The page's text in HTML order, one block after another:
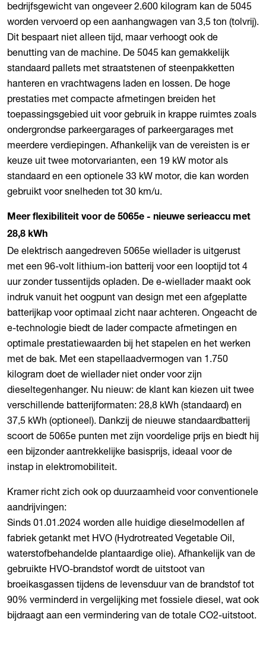
bedrijfsgewicht van ongeveer 2.600 kilogram kan de 5045
worden vervoerd op een aanhangwagen van 3,5 ton (tolvrij).
Dit bespaart niet alleen tijd, maar verhoogt ook de
benutting van de machine. De 5045 kan gemakkelijk
standaard pallets met straatstenen of steenpakketten
hanteren en vrachtwagens laden en lossen. De hoge
prestaties met compacte afmetingen breiden het
toepassingsgebied uit voor gebruik in krappe ruimtes zoals
ondergrondse parkeergarages of parkeergarages met
meerdere verdiepingen. Afhankelijk van de vereisten is er
keuze uit twee motorvarianten, een 19 kW motor als
standaard en een optionele 33 kW motor, die kan worden
gebruikt voor snelheden tot 30 km/u.
Meer flexibiliteit voor de 5065e - nieuwe serieaccu met
28,8 kWh
De elektrisch aangedreven 5065e wiellader is uitgerust
met een 96-volt lithium-ion batterij voor een looptijd tot 4
uur zonder tussentijds opladen. De e-wiellader maakt ook
indruk vanuit het oogpunt van design met een afgeplatte
batterijkap voor optimaal zicht naar achteren. Ongeacht de
e-technologie biedt de lader compacte afmetingen en
optimale prestatiewaarden bij het stapelen en het werken
met de bak. Met een stapellaadvermogen van 1.750
kilogram doet de wiellader niet onder voor zijn
dieseltegenhanger. Nu nieuw: de klant kan kiezen uit twee
verschillende batterijformaten: 28,8 kWh (standaard) en
37,5 kWh (optioneel). Dankzij de nieuwe standaardbatterij
scoort de 5065e punten met zijn voordelige prijs en biedt hij
een bijzonder aantrekkelijke basisprijs, ideaal voor de
instap in elektromobiliteit.
Kramer richt zich ook op duurzaamheid voor conventionele
aandrijvingen:
Sinds 01.01.2024 worden alle huidige dieselmodellen af
fabriek getankt met HVO (Hydrotreated Vegetable Oil,
waterstofbehandelde plantaardige olie). Afhankelijk van de
gebruikte HVO-brandstof wordt de uitstoot van
broeikasgassen tijdens de levensduur van de brandstof tot
90% verminderd in vergelijking met fossiele diesel, wat ook
bijdraagt aan een vermindering van de totale CO2-uitstoot.